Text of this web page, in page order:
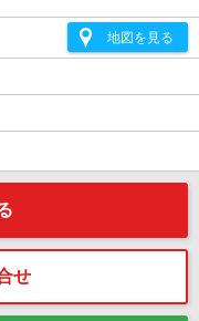
地図を見る
せ